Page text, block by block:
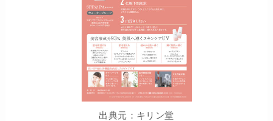
出典元：キリン堂